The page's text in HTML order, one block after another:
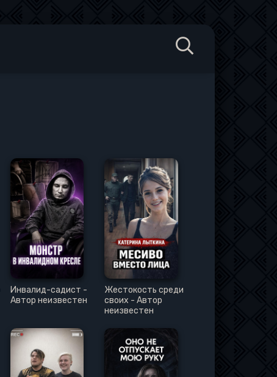
Инвалид-садист -
Автор неизвестен
Жестокость среди
своих - Автор
неизвестен